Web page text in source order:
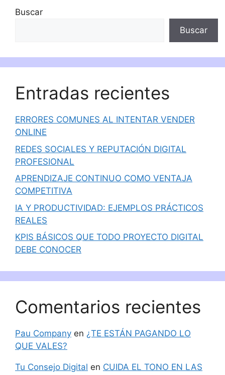
Buscar
Buscar
Entradas recientes
ERRORES COMUNES AL INTENTAR VENDER
ONLINE
REDES SOCIALES Y REPUTACIÓN DIGITAL
PROFESIONAL
APRENDIZAJE CONTINUO COMO VENTAJA
COMPETITIVA
IA Y PRODUCTIVIDAD: EJEMPLOS PRÁCTICOS
REALES
KPIS BÁSICOS QUE TODO PROYECTO DIGITAL
DEBE CONOCER
Comentarios recientes
Pau Company en ¿TE ESTÁN PAGANDO LO
QUE VALES?
Tu Consejo Digital en CUIDA EL TONO EN LAS